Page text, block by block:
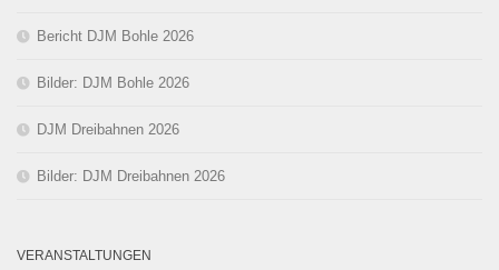
Bericht DJM Bohle 2026
Bilder: DJM Bohle 2026
DJM Dreibahnen 2026
Bilder: DJM Dreibahnen 2026
VERANSTALTUNGEN